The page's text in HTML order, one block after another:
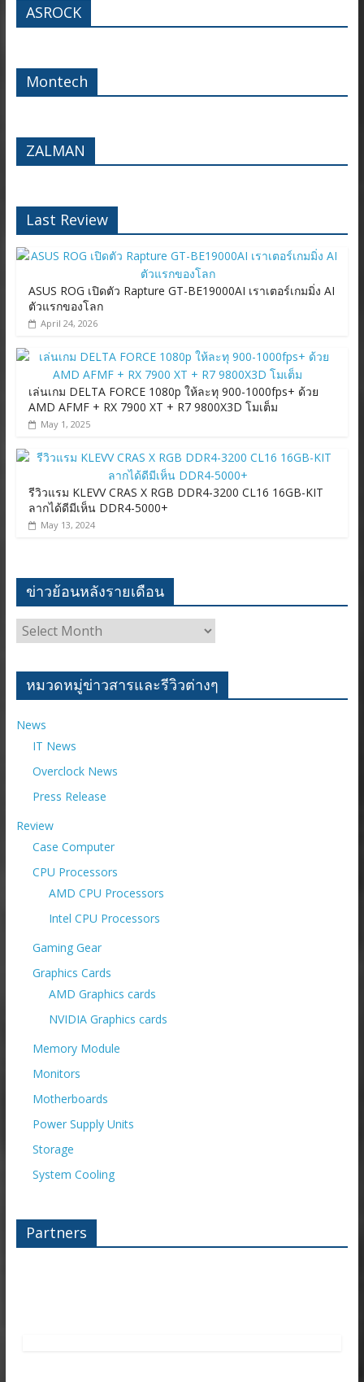
ASROCK
Montech
ZALMAN
Last Review
ASUS ROG เปิดตัว Rapture GT-BE19000AI เราเตอร์เกมมิ่ง AI
ตัวแรกของโลก
April 24, 2026
เล่นเกม DELTA FORCE 1080p ให้ละทุ 900-1000fps+ ด้วย
AMD AFMF + RX 7900 XT + R7 9800X3D โมเต็ม
May 1, 2025
รีวิวแรม KLEVV CRAS X RGB DDR4-3200 CL16 16GB-KIT
ลากได้ดีมีเห็น DDR4-5000+
May 13, 2024
ข่าวย้อนหลังรายเดือน
ข่าว
ย้อน
ราย
เดือน
หมวดหมู่ข่าวสารและรีวิวต่างๆ
News
IT News
Overclock News
Press Release
Review
Case Computer
CPU Processors
AMD CPU Processors
Intel CPU Processors
Gaming Gear
Graphics Cards
AMD Graphics cards
NVIDIA Graphics cards
Memory Module
Monitors
Motherboards
Power Supply Units
Storage
System Cooling
Partners